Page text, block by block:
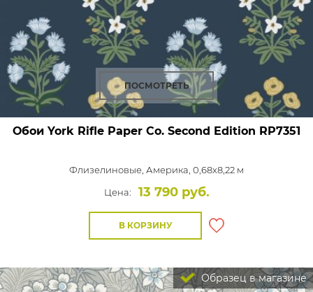
ПОСМОТРЕТЬ
Обои York Rifle Paper Co. Second Edition RP7351
Флизелиновые, Америка, 0,68x8,22 м
Цена:
13 790 руб.
В КОРЗИНУ
Образец в магазине